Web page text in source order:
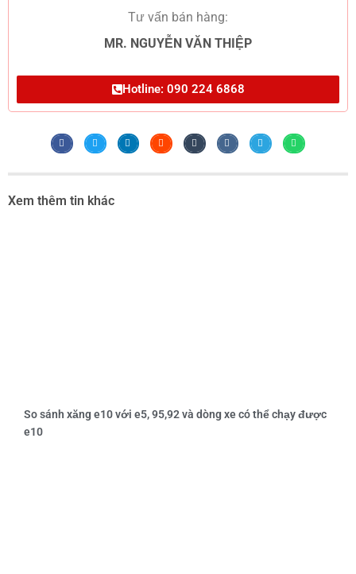
Tư vấn bán hàng:
MR. NGUYỄN VĂN THIỆP
Hotline: 090 224 6868
Xem thêm tin khác
So sánh xăng e10 với e5, 95,92 và dòng xe có thể chạy được
e10